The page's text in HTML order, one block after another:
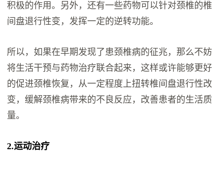
积极的作用。另外，还有一些药物可以针对颈椎的椎
间盘退行性变，发挥一定的逆转功能。
所以，如果在早期发现了患颈椎病的征兆，那么不妨
将生活干预与药物治疗联合起来，这样或许能够更好
的促进颈椎恢复，从一定程度上扭转椎间盘退行性改
变，缓解颈椎病带来的不良反应，改善患者的生活质
量。
2.运动治疗